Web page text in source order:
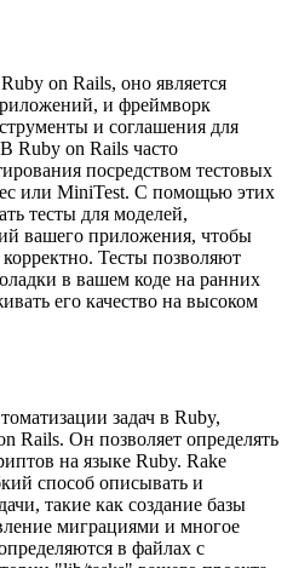
on Rails, оно является
и фреймворк
и соглашения для
Ruby on Rails часто
посредством тестовых
или MiniTest. С помощью этих
тесты для моделей,
вашего приложения, чтобы
Тесты позволяют
в вашем коде на ранних
его качество на высоком
задач в Ruby,
Rails. Он позволяет определять
на языке Ruby. Rake
способ описывать и
такие как создание базы
миграциями и многое
в файлах с